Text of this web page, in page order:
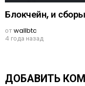
Блокчейн, и
отwallbtc
4 года назад
ДОБАВИТЬ